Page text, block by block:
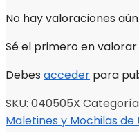
No hay valoraciones aún.
Sé el primero en valorar
Debes acceder para
SKU: 040505X
Maletines y Mochilas de